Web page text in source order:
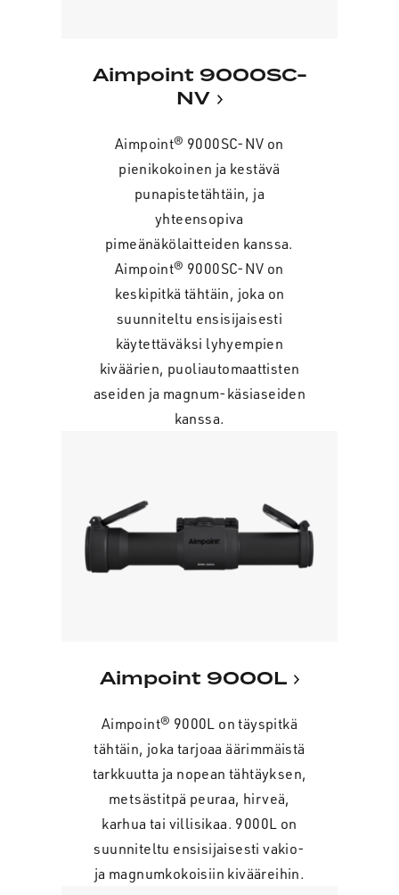
Aimpoint 9000SC-
NV
Aimpoint® 9000SC-NV on
pienikokoinen ja kestävä
punapistetähtäin, ja
yhteensopiva
pimeänäkölaitteiden kanssa.
Aimpoint® 9000SC-NV on
keskipitkä tähtäin, joka on
suunniteltu ensisijaisesti
käytettäväksi lyhyempien
kiväärien, puoliautomaattisten
aseiden ja magnum-käsiaseiden
kanssa.
Aimpoint 9000L
Aimpoint® 9000L on täyspitkä
tähtäin, joka tarjoaa äärimmäistä
tarkkuutta ja nopean tähtäyksen,
metsästitpä peuraa, hirveä,
karhua tai villisikaa. 9000L on
suunniteltu ensisijaisesti vakio-
ja magnumkokoisiin kivääreihin.